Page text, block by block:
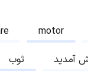
motor
ثوب آمدید